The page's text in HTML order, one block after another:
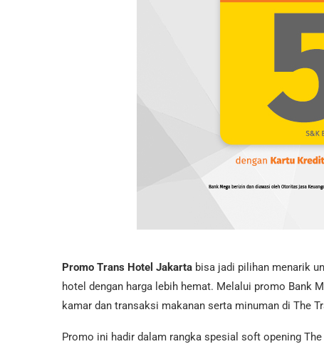
Promo Trans Hotel Jakarta bisa jadi pilihan menarik
hotel dengan harga lebih hemat. Melalui promo Bank
kamar dan transaksi makanan serta minuman di The
Promo ini hadir dalam rangka spesial soft opening